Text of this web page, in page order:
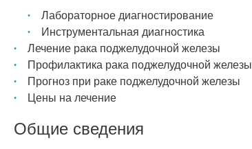
Лабораторное диагностирование
Инструментальная диагностика
Лечение рака поджелудочной железы
Профилактика рака поджелудочной железы
Прогноз при раке поджелудочной железы
Цены на лечение
Общие сведения